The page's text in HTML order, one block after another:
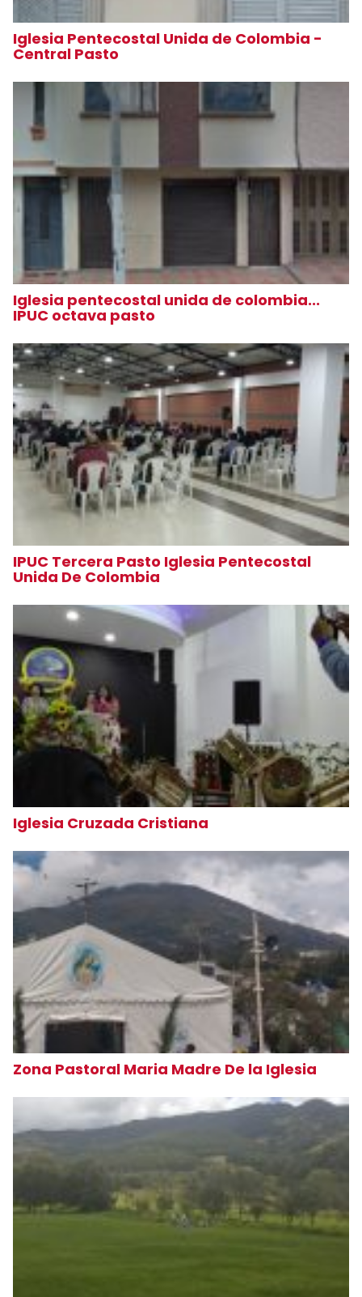
Iglesia Pentecostal Unida de Colombia -
Central Pasto
Iglesia pentecostal unida de colombia...
IPUC octava pasto
IPUC Tercera Pasto Iglesia Pentecostal
Unida De Colombia
Iglesia Cruzada Cristiana
Zona Pastoral Maria Madre De la Iglesia